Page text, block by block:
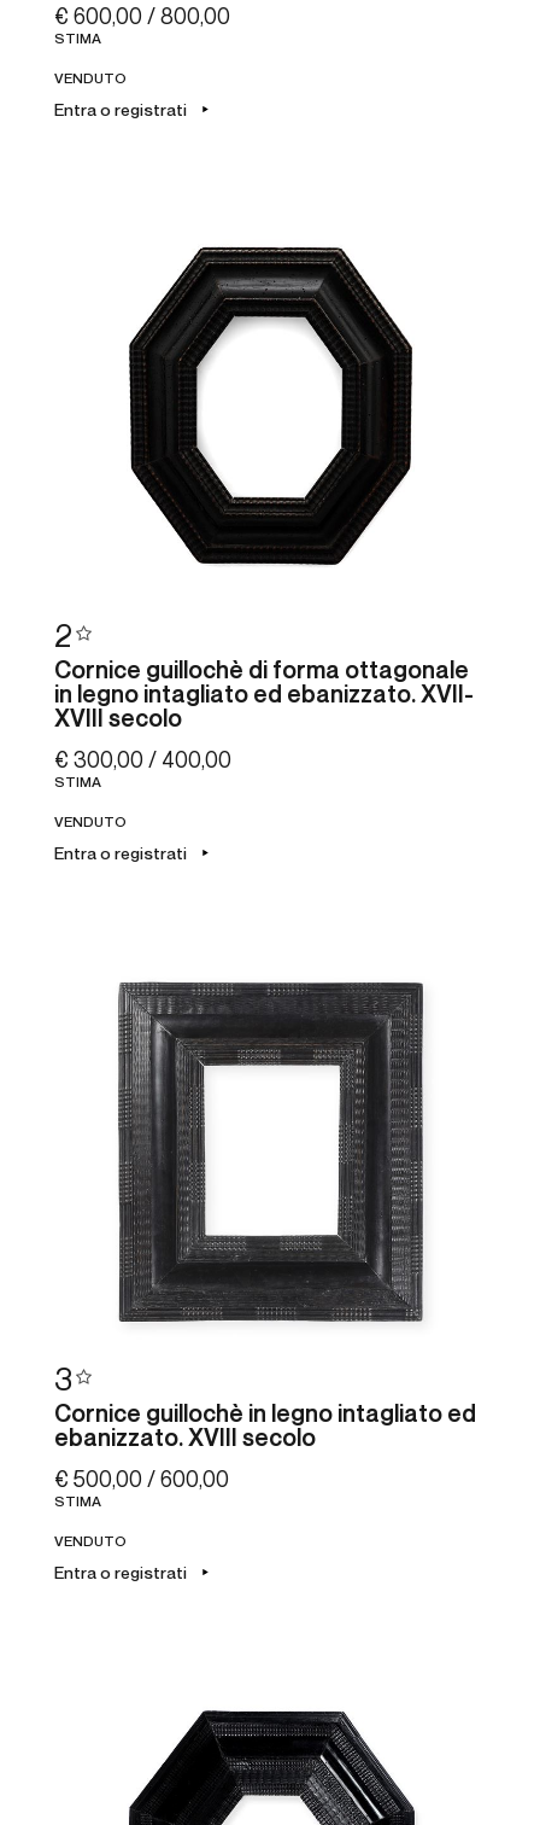
€ 600,00 / 800,00
STIMA
VENDUTO
Entra o registrati
2
Cornice guillochè di forma ottagonale
in legno intagliato ed ebanizzato. XVII-
XVIII secolo
€ 300,00 / 400,00
STIMA
VENDUTO
Entra o registrati
3
Cornice guillochè in legno intagliato ed
ebanizzato. XVIII secolo
€ 500,00 / 600,00
STIMA
VENDUTO
Entra o registrati